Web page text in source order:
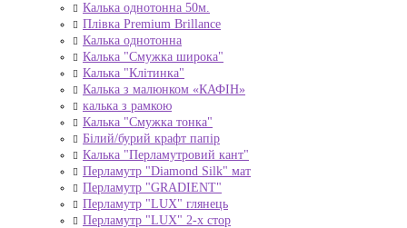
Калька однотонна 50м.
Плівка Premium Brillance
Калька однотонна
Калька "Смужка широка"
Калька "Клітинка"
Калька з малюнком «КАФІН»
калька з рамкою
Калька "Смужка тонка"
Білий/бурий крафт папір
Калька "Перламутровий кант"
Перламутр "Diamond Silk" мат
Перламутр "GRADIENT"
Перламутр "LUX" глянець
Перламутр "LUX" 2-х стор